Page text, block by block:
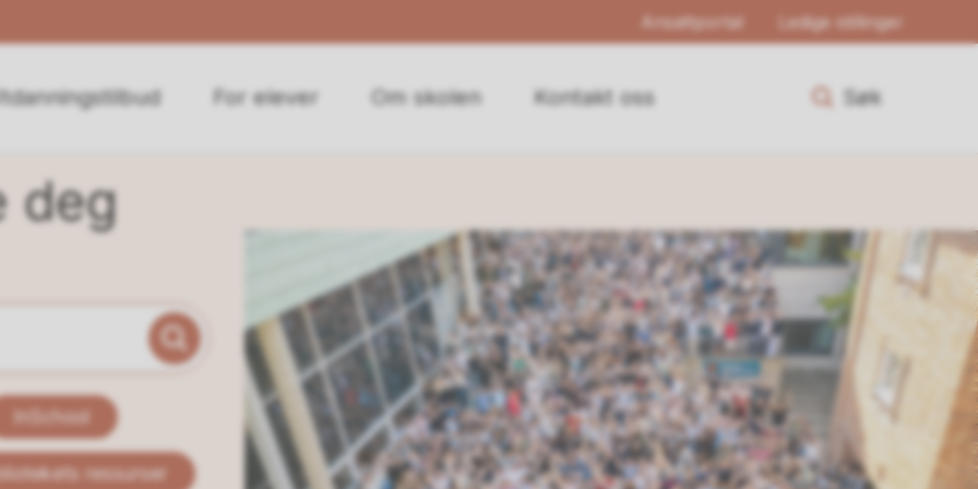
Ansattportal Ledige stillinger
For elever Om skolen Kontakt oss Søk
deg
InSchool
ressurser